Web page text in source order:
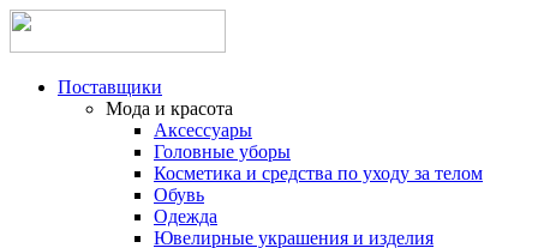
Поставщики
Мода и красота
Аксессуары
Головные уборы
Косметика и средства по уходу за телом
Обувь
Одежда
Ювелирные украшения и изделия